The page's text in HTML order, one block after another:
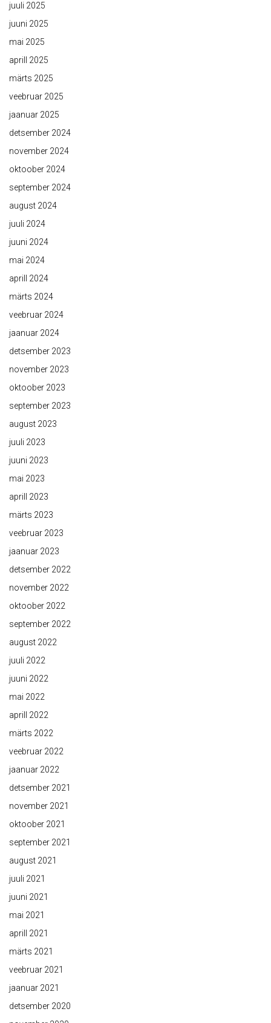
juuli 2025
juuni 2025
mai 2025
aprill 2025
märts 2025
veebruar 2025
jaanuar 2025
detsember 2024
november 2024
oktoober 2024
september 2024
august 2024
juuli 2024
juuni 2024
mai 2024
aprill 2024
märts 2024
veebruar 2024
jaanuar 2024
detsember 2023
november 2023
oktoober 2023
september 2023
august 2023
juuli 2023
juuni 2023
mai 2023
aprill 2023
märts 2023
veebruar 2023
jaanuar 2023
detsember 2022
november 2022
oktoober 2022
september 2022
august 2022
juuli 2022
juuni 2022
mai 2022
aprill 2022
märts 2022
veebruar 2022
jaanuar 2022
detsember 2021
november 2021
oktoober 2021
september 2021
august 2021
juuli 2021
juuni 2021
mai 2021
aprill 2021
märts 2021
veebruar 2021
jaanuar 2021
detsember 2020